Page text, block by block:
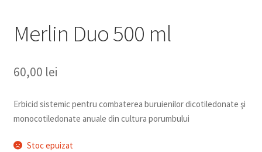
Merlin Duo 500 ml
60,00 lei
Erbicid sistemic pentru combaterea buruienilor dicotiledonate şi
monocotiledonate anuale din cultura porumbului
Stoc epuizat